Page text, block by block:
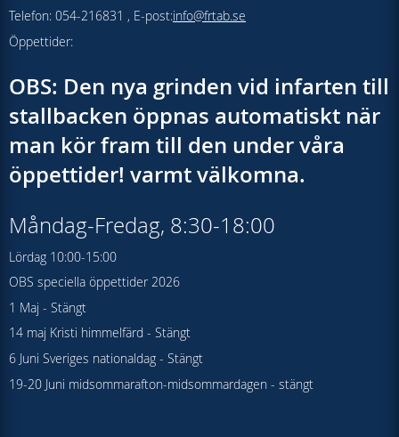
Telefon: 054-216831 , E-post:info@frtab.se
Öppettider:
OBS: Den nya grinden vid infarten till
stallbacken öppnas automatiskt när
man kör fram till den under våra
öppettider! varmt välkomna.
Måndag-Fredag, 8:30-18:00
Lördag 10:00-15:00
OBS speciella öppettider 2026
1 Maj - Stängt
14 maj Kristi himmelfärd - Stängt
6 Juni Sveriges nationaldag - Stängt
19-20 Juni midsommarafton-midsommardagen - stängt